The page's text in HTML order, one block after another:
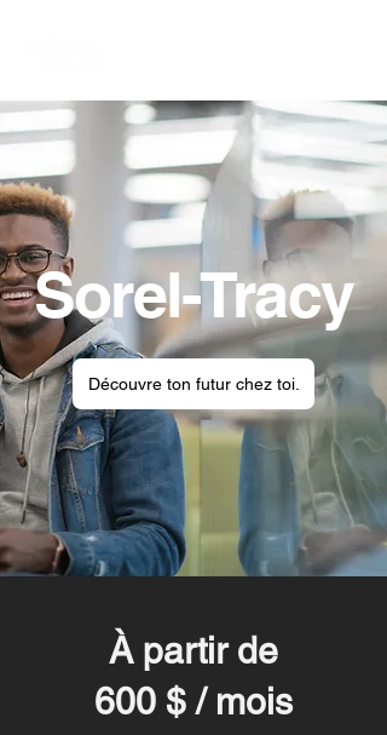
Sorel-Tracy
Découvre ton futur chez toi.
À partir de
600 $ / mois